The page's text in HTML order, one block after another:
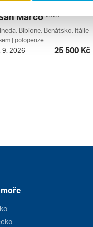
Marco ****
Bibione, Benátsko, Itálie
| polopenze
9. 2026 25 500 Kč